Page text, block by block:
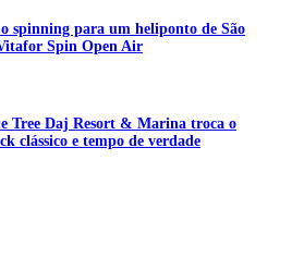
spinning para um heliponto de São
Spin Open Air
Tree Daj Resort & Marina troca o
clássico e tempo de verdade